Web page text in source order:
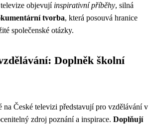
objevují inspirativní příběhy, silná
tvorba, která posouvá hranice
společenské otázky.
Doplněk školní
na České televizi představují pro vzdělávání v
zdroj poznání a inspirace. Doplňují